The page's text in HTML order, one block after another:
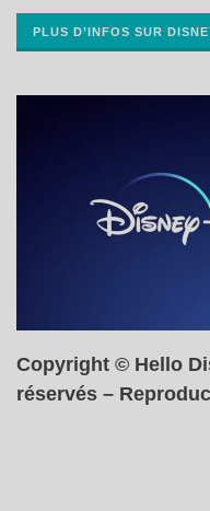
PLUS D’INFOS SUR
Copyright © Hello
réservés –